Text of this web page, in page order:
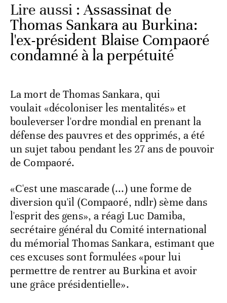
Lire aussi :Assassinat de
Thomas Sankara au Burkina:
l'ex-président Blaise Compaoré
condamné à la perpétuité
La mort de Thomas Sankara, qui
voulait «décoloniser les mentalités» et
bouleverser l'ordre mondial en prenant la
défense des pauvres et des opprimés, a été
un sujet tabou pendant les 27 ans de pouvoir
de Compaoré.
«C'est une mascarade (...) une forme de
diversion qu'il (Compaoré, ndlr) sème dans
l'esprit des gens», a réagi Luc Damiba,
secrétaire général du Comité international
du mémorial Thomas Sankara, estimant que
ces excuses sont formulées «pour lui
permettre de rentrer au Burkina et avoir
une grâce présidentielle».